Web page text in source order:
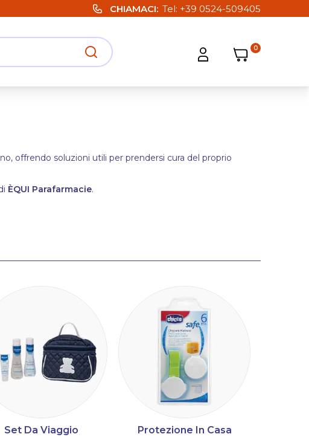
CHIAMACI Tel: +39 0524-509405
Apri ricerca Apri strumenti utente
Carrello
Carrello
0
offrendo soluzioni utili per prendersi cura del proprio
ÈQUI Parafarmacie.
Set Da Viaggio Protezione In Casa